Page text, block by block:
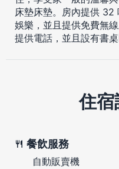
床墊床墊。房內提供 32
娛樂，並且提供免費無
提供電話，並且設有書桌
住宿
餐飲服務
自動販賣機